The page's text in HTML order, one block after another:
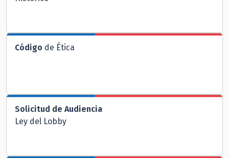
Código de Ética
Solicitud de Audiencia
Ley del Lobby